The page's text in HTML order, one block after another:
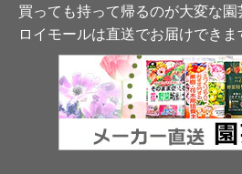
買っても持って帰るのが大変な園
ロイモールは直送でお届けできま